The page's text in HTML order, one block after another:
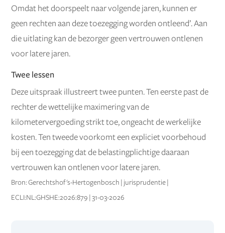
Omdat het doorspeelt naar volgende jaren, kunnen er
geen rechten aan deze toezegging worden ontleend’. Aan
die uitlating kan de bezorger geen vertrouwen ontlenen
voor latere jaren.
Twee lessen
Deze uitspraak illustreert twee punten. Ten eerste past de
rechter de wettelijke maximering van de
kilometervergoeding strikt toe, ongeacht de werkelijke
kosten. Ten tweede voorkomt een expliciet voorbehoud
bij een toezegging dat de belastingplichtige daaraan
vertrouwen kan ontlenen voor latere jaren.
Bron: Gerechtshof 's-Hertogenbosch | jurisprudentie |
ECLI:NL:GHSHE:2026:879 | 31-03-2026